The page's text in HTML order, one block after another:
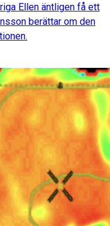
Ellen äntligen få ett
berättar om den